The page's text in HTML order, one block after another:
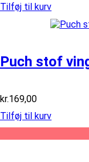
Tilføj til kurv
Puch stof
kr.169,00
Tilføj til kurv